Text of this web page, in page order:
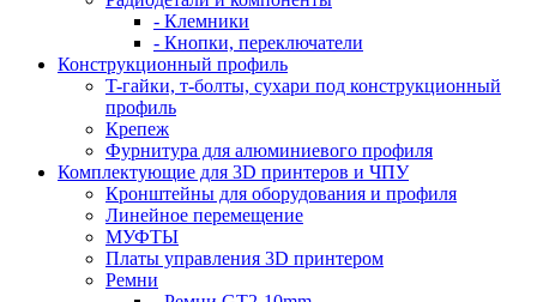
- Клемники
- Кнопки, переключатели
Конструкционный профиль
T-гайки, т-болты, сухари под конструкционный
профиль
Крепеж
Фурнитура для алюминиевого профиля
Комплектующие для 3D принтеров и ЧПУ
Кронштейны для оборудования и профиля
Линейное перемещение
МУФТЫ
Платы управления 3D принтером
Ремни